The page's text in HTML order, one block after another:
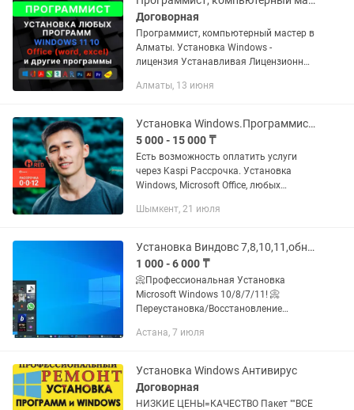
Договорная
Программист, компьютерный мастер в
Алматы. Установка Windows -
лицензия Устанавливая Лицензионный
от магазина (используем только
Алматы, 13 июня
Установка Windows.Программист Виндоус Офис Ворд Office Автокад 3D Max
5 000 - 15 000 ₸
Есть возможность оплатить услуги
через Kaspi Рассрочка. Установка
Windows, Microsoft Office, любых
Возможна удаленная установка
Шымкент, 21 июля
Установка Виндовс 7,8,10,11,обновления,услуги программиста!
1 000 - 6 000 ₸
📀Профессиональная Установка
Microsoft Windows 10/8/7/11! 📀
Переустановка/Восстановление
для корректной работы ноутбука и
антивирусной...
Астана, 7 июля
Установка Windows Антивирус
Договорная
НИЗКИЕ ЦЕНЫ=КАЧЕСТВО Пакет ""ВСЕ